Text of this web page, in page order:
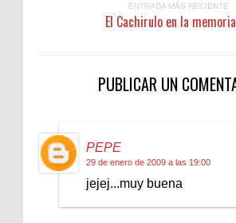
ENTRADA MÁS RECIENTE
El Cachirulo en la
PUBLICAR UN
PEPE
29 de enero de 2009 a las 19:00
jejej...muy buena